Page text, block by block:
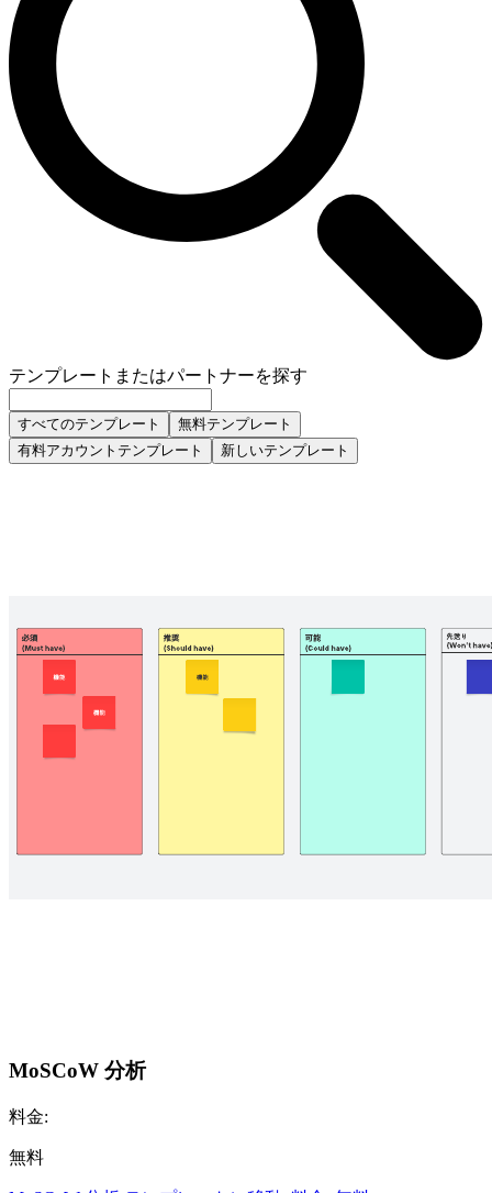
テンプレートまたはパートナーを探す
すべてのテンプレート
無料テンプレート
有料アカウントテンプレート
新しいテンプレート
MoSCoW 分析
料金:
無料